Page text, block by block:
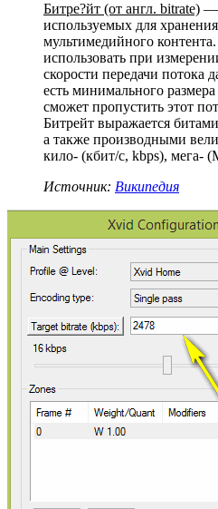
Битре?йт (от англ. bitrate) —
используемых для
мультимедийного
использовать при
скорости передачи потока
есть минимального
сможет пропустить этот
Битрейт выражается
а также производными
кило- (кбит/с, kbps), мега-
Источник: Википедия